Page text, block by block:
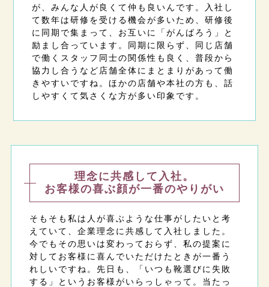
が、みんな人が良くて仲も良いんです。入社し
て数年は研修を受ける機会が多いため、研修後
に同期で集まって、お互いに「がんばろう」と
励まし合っています。同期に限らず、同じ店舗
で働くスタッフ同士の関係性も良く、普段から
協力し合うなど店舗全体にまとまりがあって働
きやすいですね。ほかの店舗や本社の方も、話
しやすくて気さくな方が多い印象です。
理念に共感して入社。
お客様の喜ぶ顔が一番のやりがい
そもそも私は人が喜ぶような仕事がしたいと考
えていて、企業理念に共感して入社しました。
今でもその思いは変わっておらず、私の提案に
対してお客様に喜んでいただけたときが一番う
れしいですね。先日も、「いつも靴選びに失敗
する」というお客様がいらっしゃって。当たっ